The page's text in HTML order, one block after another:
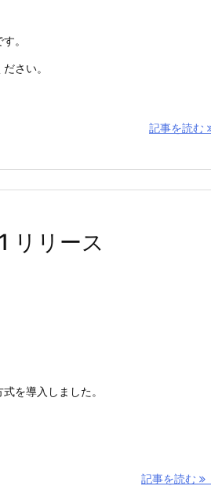
。
さい。
記事を読む
リリース
を導入しました。
記事を読む